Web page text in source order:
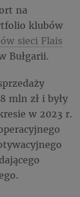
na
klubów
sieci Flais
Bułgarii.
mln zł i były
w 2023 r.